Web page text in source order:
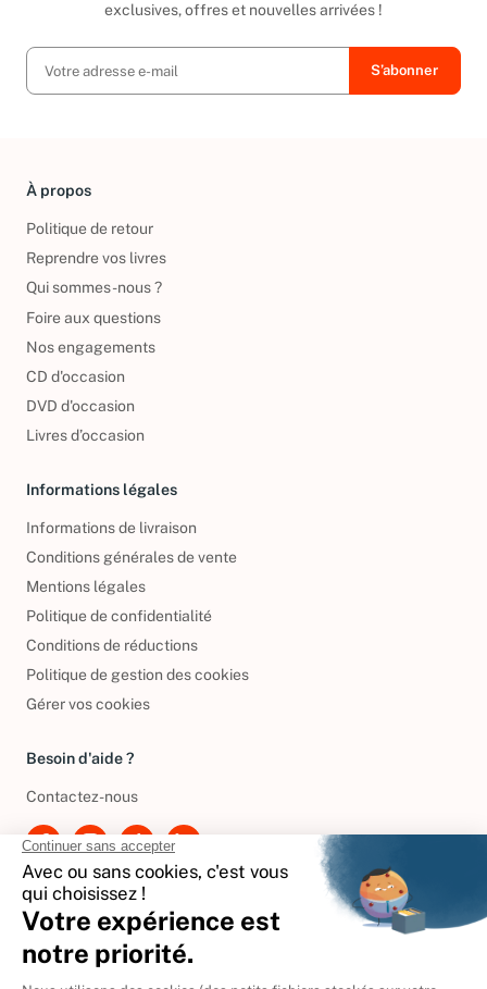
exclusives, offres et nouvelles arrivées !
À propos
Politique de retour
Reprendre vos livres
Qui sommes-nous ?
Foire aux questions
Nos engagements
CD d'occasion
DVD d'occasion
Livres d’occasion
Informations légales
Informations de livraison
Conditions générales de vente
Mentions légales
Politique de confidentialité
Conditions de réductions
Politique de gestion des cookies
Gérer vos cookies
Besoin d'aide ?
Contactez-nous
International
🇪🇸 Espagne
🇩🇪Allemagne